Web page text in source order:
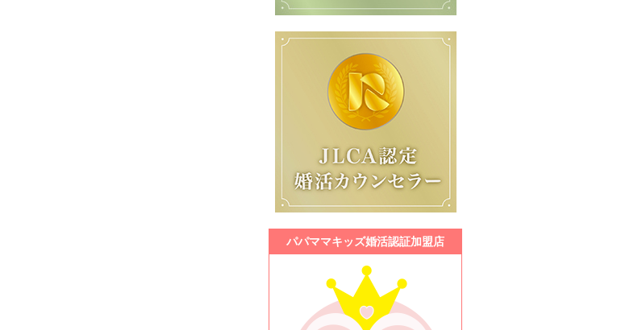
パパママキッズ婚活認証加盟店